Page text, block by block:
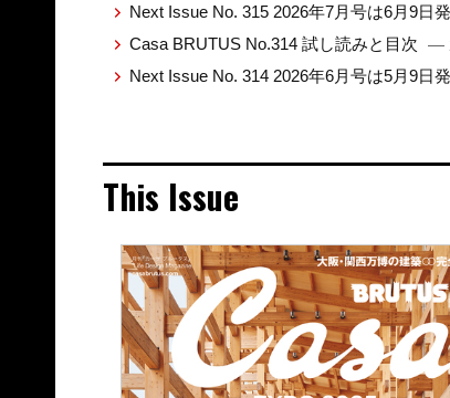
Next Issue No. 315 2026年7月号は6月9日
Casa BRUTUS No.314 試し読みと目次 —
Next Issue No. 314 2026年6月号は5月9日
This Issue